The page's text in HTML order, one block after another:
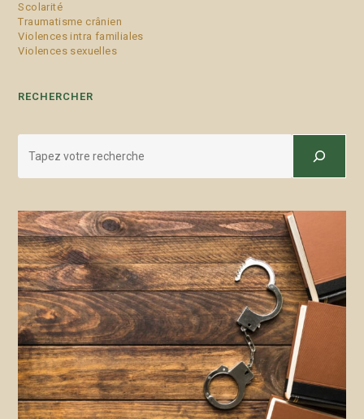
Scolarité
Traumatisme crânien
Violences intra familiales
Violences sexuelles
RECHERCHER